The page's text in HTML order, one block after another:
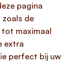
pagina
zoals de
tot maximaal
extra
perfect bij uw